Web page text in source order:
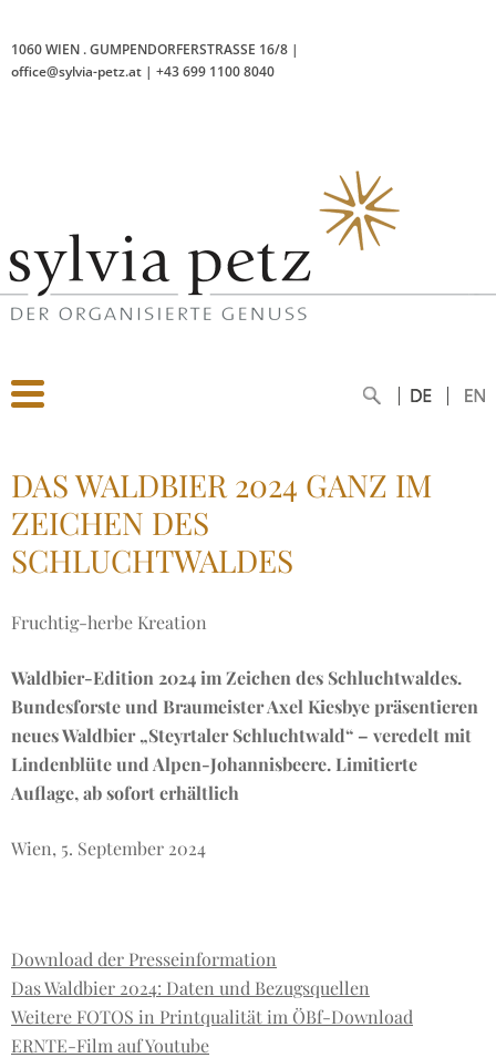
1060 WIEN .GUMPENDORFERSTRASSE 16/8 |
office@sylvia-petz.at | +43 699 1100 8040
DAS WALDBIER 2024 GANZ IM
ZEICHEN DES
SCHLUCHTWALDES
Fruchtig-herbe Kreation
Waldbier-Edition 2024 im Zeichen des Schluchtwaldes.
Bundesforste und Braumeister Axel Kiesbye präsentieren
neues Waldbier „Steyrtaler Schluchtwald“ – veredelt mit
Lindenblüte und Alpen-Johannisbeere. Limitierte
Auflage, ab sofort erhältlich
Wien, 5. September 2024
Download der Presseinformation
Das Waldbier 2024: Daten und Bezugsquellen
Weitere FOTOS in Printqualität im ÖBf-Download
ERNTE-Film auf Youtube